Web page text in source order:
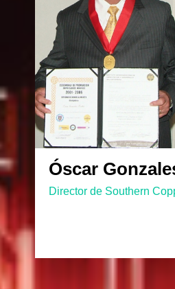
Óscar
Director de Southern